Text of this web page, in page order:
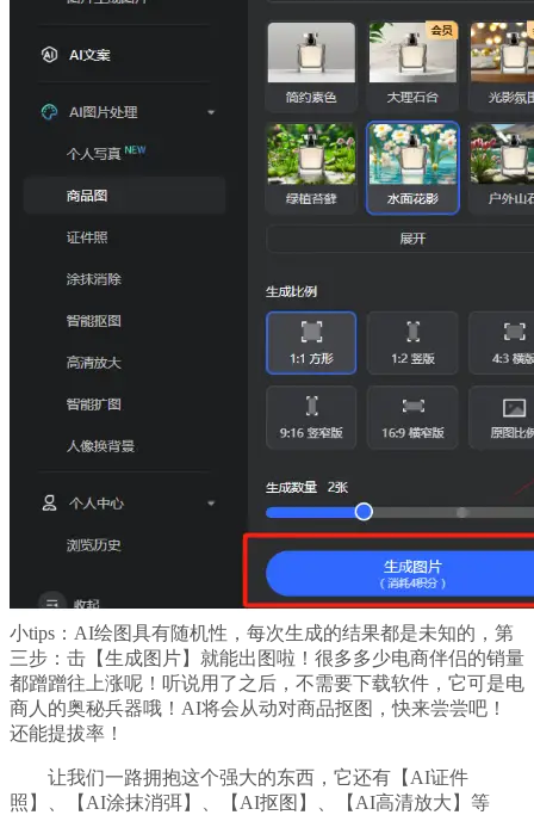
小tips：AI绘图具有随机性，每次生成的结果都是未知的，第
三步：击【生成图片】就能出图啦！很多多少电商伴侣的销量
都蹭蹭往上涨呢！听说用了之后，不需要下载软件，它可是电
商人的奥秘兵器哦！AI将会从动对商品抠图，快来尝尝吧！
还能提拔率！
让我们一路拥抱这个强大的东西，它还有【AI证件
照】、【AI涂抹消弭】、【AI抠图】、【AI高清放大】等